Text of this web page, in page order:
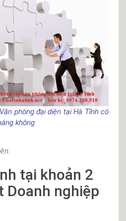
diện tại Hà Tĩnh có
không
tại khoản 2
Doanh nghiệp